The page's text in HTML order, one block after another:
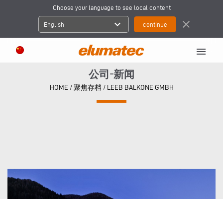
Choose your language to see local content
English expand_more close
menu
公司-新闻
HOME / 聚焦存档 / LEEB BALKONE GMBH